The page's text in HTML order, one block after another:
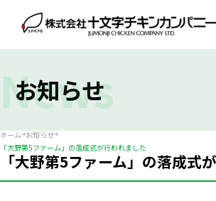
お知らせ
News
ホーム お知らせ
「大野第5ファーム」の落成式が行われました
「大野第5ファーム」の落成式